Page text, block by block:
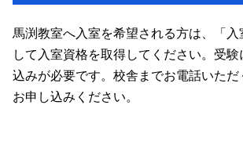
馬渕教室へ入室を希望される方は、「
して入室資格を取得してください。受
込みが必要です。校舎までお電話いた
お申し込みください。